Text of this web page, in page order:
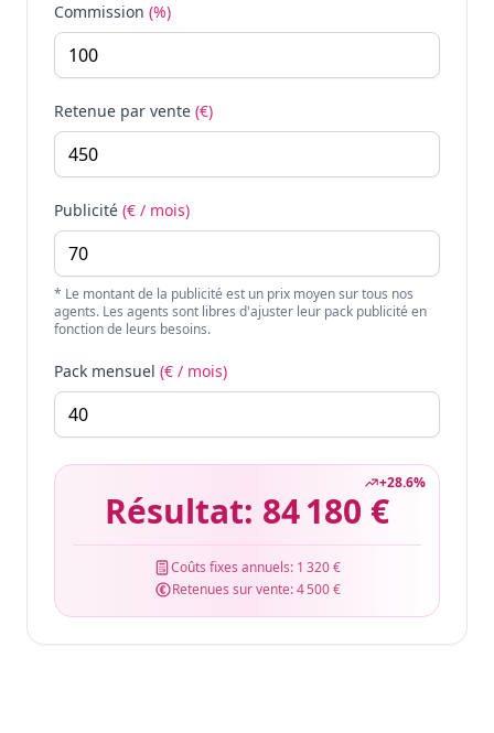
Commission (%)
Retenue par vente (€)
Publicité (€ / mois)
* Le montant de la publicité est un prix moyen sur tous nos
agents. Les agents sont libres d'ajuster leur pack publicité en
fonction de leurs besoins.
Pack mensuel (€ / mois)
+28.6%
Résultat: 84 180 €
Coûts fixes annuels: 1 320 €
Retenues sur vente:4 500 €